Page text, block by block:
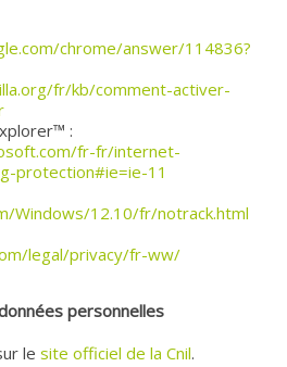
chrome/answer/114836?
fr/kb/comment-activer-
:
fr-fr/internet-
protection#ie=ie-11
Windows/12.10/fr/notrack.html
legal/privacy/fr-ww/
personnelles
lesite officiel de la Cnil.